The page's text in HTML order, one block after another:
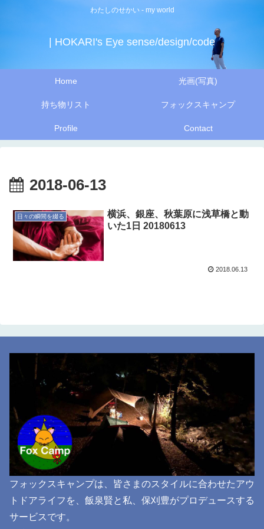
わたしのせかい - my world
| HOKARI's Eye sense/design/code
Home 光画(写真)
持ち物リスト フォックスキャンプ
Profile Contact
2018-06-13
日々の瞬間を綴る
横浜、銀座、秋葉原に浅草橋と動
いた1日 20180613
2018.06.13
フォックスキャンプは、皆さまのスタイルに合わせたアウ
トドアライフを、飯泉賢と私、保刈豊がプロデュースする
サービスです。